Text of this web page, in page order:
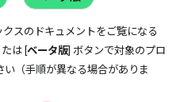
スのドキュメントをご覧になる
は [ベータ版] ボタンで対象のプロ
（手順が異なる場合がありま